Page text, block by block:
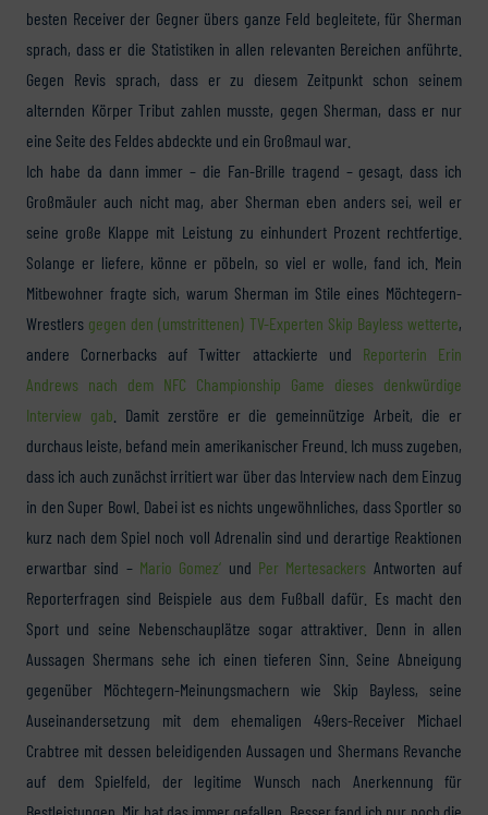
besten Receiver der Gegner übers ganze Feld begleitete, für Sherman
sprach, dass er die Statistiken in allen relevanten Bereichen anführte.
Gegen Revis sprach, dass er zu diesem Zeitpunkt schon seinem
alternden Körper Tribut zahlen musste, gegen Sherman, dass er nur
eine Seite des Feldes abdeckte und ein Großmaul war.
Ich habe da dann immer – die Fan-Brille tragend – gesagt, dass ich
Großmäuler auch nicht mag, aber Sherman eben anders sei, weil er
seine große Klappe mit Leistung zu einhundert Prozent rechtfertige.
Solange er liefere, könne er pöbeln, so viel er wolle, fand ich. Mein
Mitbewohner fragte sich, warum Sherman im Stile eines Möchtegern-
Wrestlers gegen den (umstrittenen) TV-Experten Skip Bayless wetterte,
andere Cornerbacks auf Twitter attackierte und Reporterin Erin
Andrews nach dem NFC Championship Game dieses denkwürdige
Interview gab . Damit zerstöre er die gemeinnützige Arbeit, die er
durchaus leiste, befand mein amerikanischer Freund. Ich muss zugeben,
dass ich auch zunächst irritiert war über das Interview nach dem Einzug
in den Super Bowl. Dabei ist es nichts ungewöhnliches, dass Sportler so
kurz nach dem Spiel noch voll Adrenalin sind und derartige Reaktionen
erwartbar sind – Mario Gomez‘ und Per Mertesackers Antworten auf
Reporterfragen sind Beispiele aus dem Fußball dafür. Es macht den
Sport und seine Nebenschauplätze sogar attraktiver. Denn in allen
Aussagen Shermans sehe ich einen tieferen Sinn. Seine Abneigung
gegenüber Möchtegern-Meinungsmachern wie Skip Bayless, seine
Auseinandersetzung mit dem ehemaligen 49ers-Receiver Michael
Crabtree mit dessen beleidigenden Aussagen und Shermans Revanche
auf dem Spielfeld, der legitime Wunsch nach Anerkennung für